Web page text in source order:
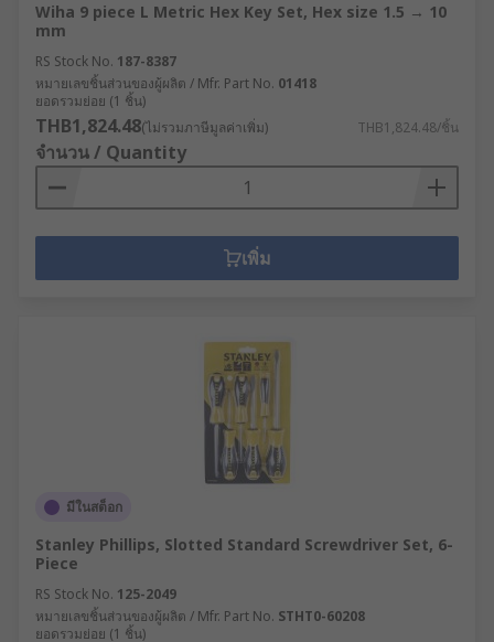
Wiha 9 piece L Metric Hex Key Set, Hex size 1.5 → 10
mm
RS Stock No. 187-8387
หมายเลขชิ้นส่วนของผู้ผลิต / Mfr. Part No. 01418
ยอดรวมย่อย (1 ชิ้น)
THB1,824.48(ไม่รวมภาษีมูลค่าเพิ่ม) THB1,824.48/ชิ้น
จำนวน / Quantity
เพิ่ม
มีในสต็อก
Stanley Phillips, Slotted Standard Screwdriver Set, 6-
Piece
RS Stock No. 125-2049
หมายเลขชิ้นส่วนของผู้ผลิต / Mfr. Part No. STHT0-60208
ยอดรวมย่อย (1 ชิ้น)